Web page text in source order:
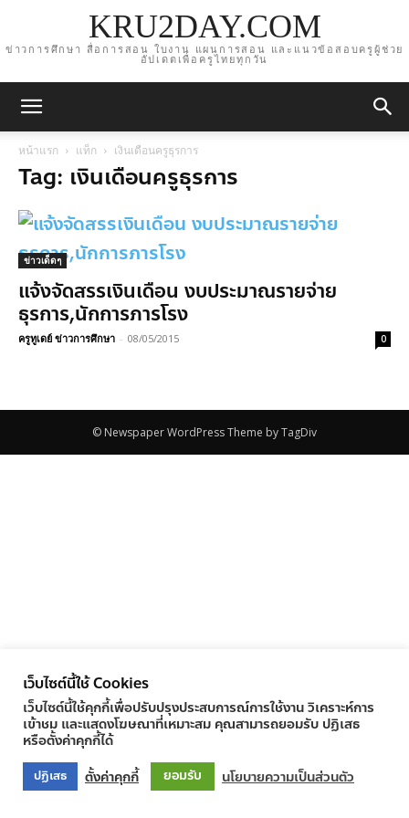
KRU2DAY.COM
ข่าวการศึกษา สื่อการสอน ใบงาน แผนการสอน และแนวข้อสอบครูผู้ช่วย
อัปเดตเพื่อครูไทยทุกวัน
หน้าแรก แท็ก เงินเดือนครูธุรการ
Tag: เงินเดือนครูธุรการ
ข่าวเด็ดๆ
แจ้งจัดสรรเงินเดือน งบประมาณรายจ่าย
ธุรการ,นักการภารโรง
ครูทูเดย์ ข่าวการศึกษา - 08/05/2015 0
© Newspaper WordPress Theme by TagDiv
เว็บไซต์นี้ใช้ Cookies
เว็บไซต์นี้ใช้คุกกี้เพื่อปรับปรุงประสบการณ์การใช้งาน วิเคราะห์การ
เข้าชม และแสดงโฆษณาที่เหมาะสม คุณสามารถยอมรับ ปฏิเสธ
หรือตั้งค่าคุกกี้ได้
ปฏิเสธ ตั้งค่าคุกกี้ ยอมรับ นโยบายความเป็นส่วนตัว